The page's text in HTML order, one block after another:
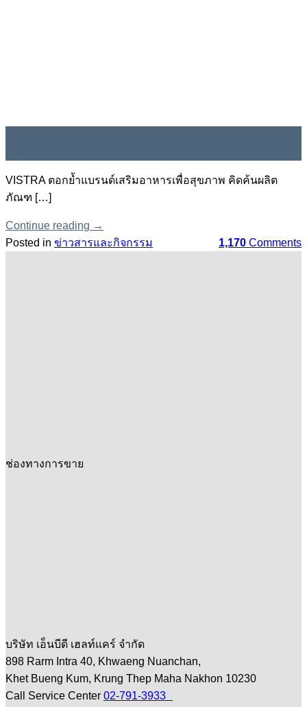
VISTRA ตอกย้ำแบรนด์เสริมอาหารเพื่อสุขภาพ คิดค้นผลิต
ภัณฑ […]
Continue reading →
Posted in ข่าวสารและกิจกรรม 1,170 Comments
ช่องทางการขาย
บริษัท เอ็นบีดี เฮลท์แคร์ จำกัด
898 Rarm Intra 40, Khwaeng Nuanchan,
Khet Bueng Kum, Krung Thep Maha Nakhon 10230
Call Service Center 02-791-3933